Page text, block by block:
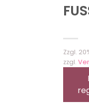
Zzgl.
zzgl.